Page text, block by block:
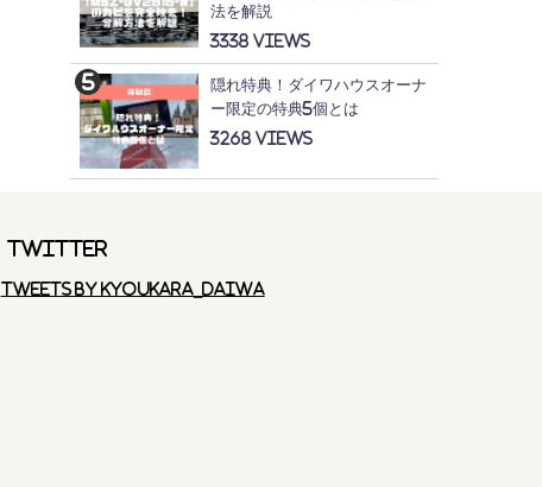
法を解説
3338
隠れ特典！ダイワハウスオーナ
ー限定の特典5個とは
3268
Twitter
Tweets by kyoukara_daiwa